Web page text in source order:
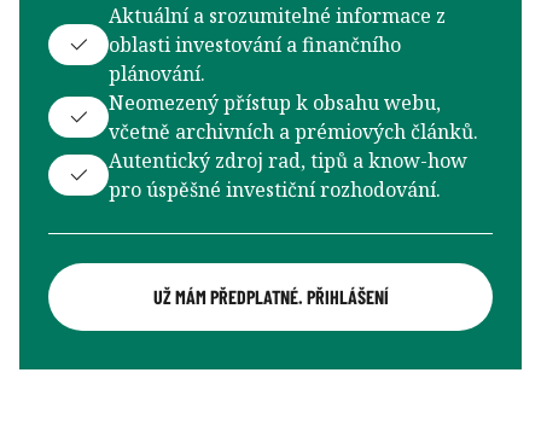
Aktuální a srozumitelné informace z
oblasti investování a finančního
plánování.
Neomezený přístup k obsahu webu,
včetně archivních a prémiových článků.
Autentický zdroj rad, tipů a know-how
pro úspěšné investiční rozhodování.
UŽ MÁM PŘEDPLATNÉ. PŘIHLÁŠENÍ